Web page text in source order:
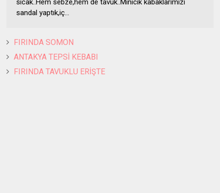
sıcak..Hem sebze,hem de tavuk..Minicik kabaklarımızı
sandal yaptık,iç...
FIRINDA SOMON
ANTAKYA TEPSİ KEBABI
FIRINDA TAVUKLU ERİŞTE